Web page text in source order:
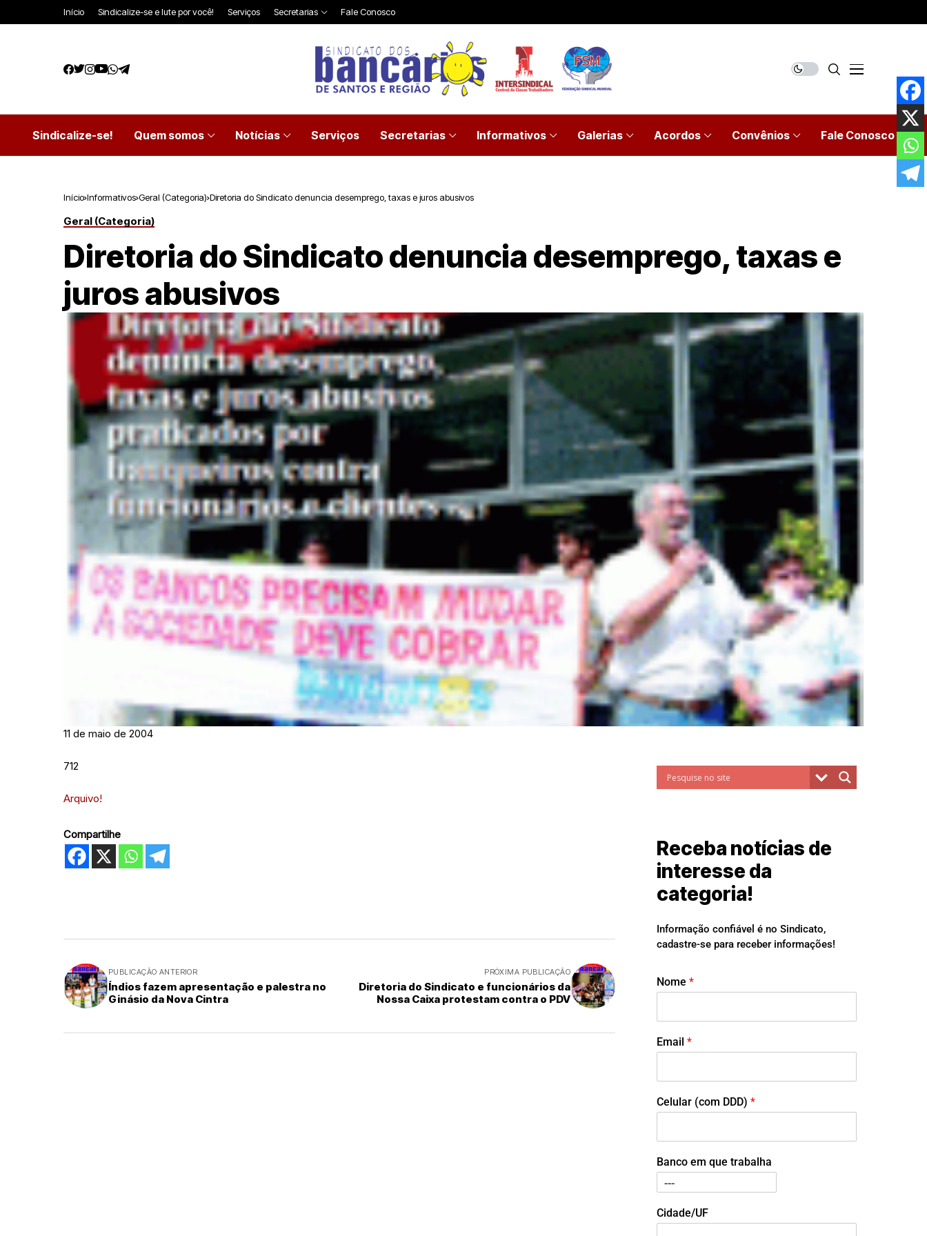
Início Sindicalize-se e lute por você! Serviços Secretarias Fale Conosco
Sindicalize-se! Quem somos Notícias Serviços Secretarias Informativos Galerias Acordos Convênios Fale Conosco
Início Informativos Geral (Categoria) Diretoria do Sindicato denuncia desemprego, taxas e juros abusivos
Geral (Categoria)
Diretoria do Sindicato denuncia desemprego, taxas e
juros abusivos
11 de maio de 2004
712
Arquivo!
Compartilhe
PUBLICAÇÃO ANTERIOR
Índios fazem apresentação e palestra no
Ginásio da Nova Cintra
PRÓXIMA PUBLICAÇÃO
Diretoria do Sindicato e funcionários da
Nossa Caixa protestam contra o PDV
Receba notícias de
interesse da
categoria!
Informação confiável é no Sindicato,
cadastre-se para receber informações!
Nome *
Email *
Celular (com DDD) *
Banco em que trabalha
Cidade/UF